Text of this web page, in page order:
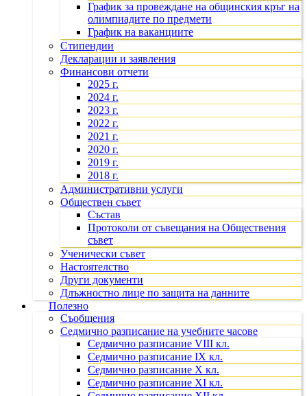
График за провеждане на общинския кръг на
олимпиадите по предмети
График на ваканциите
Стипендии
Декларации и заявления
Финансови отчети
2025 г.
2024 г.
2023 г.
2022 г.
2021 г.
2020 г.
2019 г.
2018 г.
Административни услуги
Обществен съвет
Състав
Протоколи от съвещания на Обществения
съвет
Ученически съвет
Настоятелство
Други документи
Длъжностно лице по защита на данните
Полезно
Съобщения
Седмично разписание на учебните часове
Седмично разписание VIII кл.
Седмично разписание IX кл.
Седмично разписание X кл.
Седмично разписание XI кл.